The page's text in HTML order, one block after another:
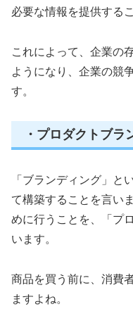
必要な情報を提供する
これによって、企業の
ようになり、企業の競
す。
・プロダクトブラ
「ブランディング」と
て構築することを言い
めに行うことを、「プ
います。
商品を買う前に、消費
ますよね。